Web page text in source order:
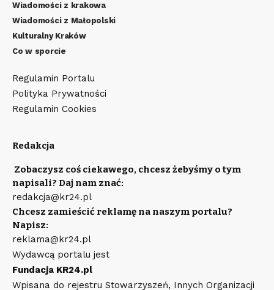
Wiadomości z krakowa
Wiadomości z Małopolski
Kulturalny Kraków
Co w sporcie
Regulamin Portalu
Polityka Prywatności
Regulamin Cookies
Redakcja
Zobaczysz coś ciekawego, chcesz żebyśmy o tym
napisali? Daj nam znać:
redakcja@kr24.pl
Chcesz zamieścić reklamę na naszym portalu?
Napisz:
reklama@kr24.pl
Wydawcą portalu jest
Fundacja KR24.pl
Wpisana do rejestru Stowarzyszeń, Innych Organizacji